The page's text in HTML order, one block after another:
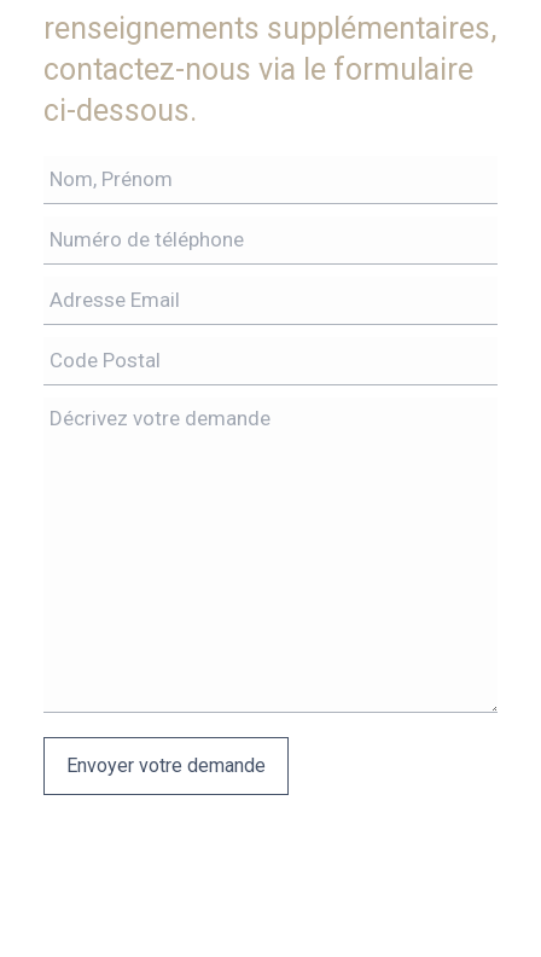
renseignements supplémentaires,
contactez-nous via le formulaire
ci-dessous.